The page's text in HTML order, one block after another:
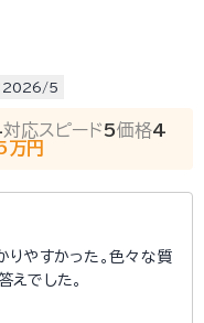
2026/5
対応スピード5価格4
円
りやすかった。色々な質
えでした。